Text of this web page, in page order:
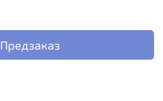
Предзаказ